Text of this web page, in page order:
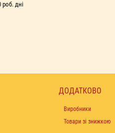
роб. дні
ДОДАТКОВО
Виробники
Товари зі знижкою